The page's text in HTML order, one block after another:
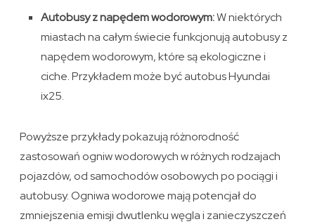
Autobusy z napędem wodorowym:W niektórych
miastach na całym świecie funkcjonują autobusy z
napędem wodorowym, które są ekologiczne i
ciche. Przykładem może być autobus Hyundai
ix25.
Powyższe przykłady pokazują różnorodność
zastosowań ogniw wodorowych w różnych rodzajach
pojazdów, od samochodów osobowych po pociągi i
autobusy. Ogniwa wodorowe mają potencjał do
zmniejszenia emisji dwutlenku węgla i zanieczyszczeń